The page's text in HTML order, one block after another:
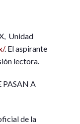
Unidad
. El aspirante
lectora.
PASAN A
de la